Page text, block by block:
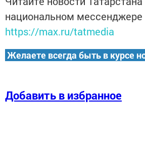
национальном
https://max.ru/tatmedia
Желаете всегда быть в курсе
Добавить в избранное